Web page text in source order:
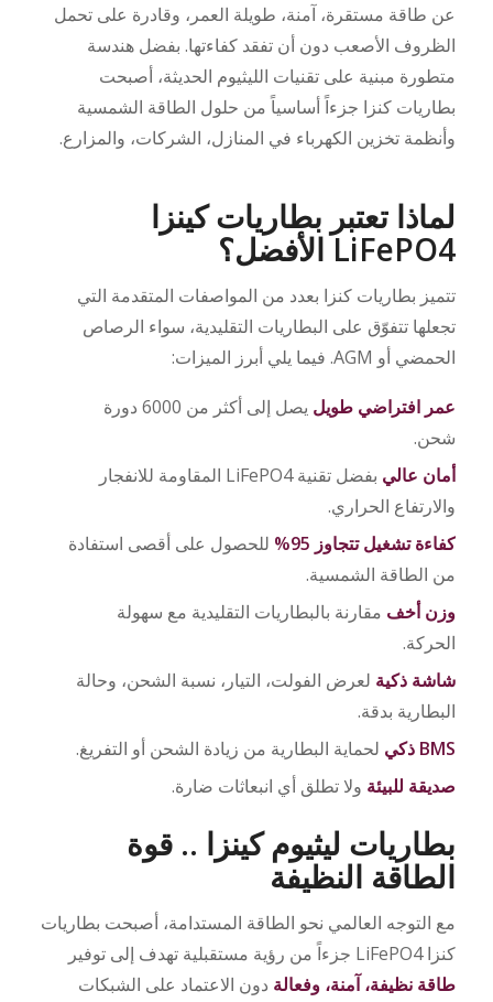
عن طاقة مستقرة، آمنة، طويلة العمر، وقادرة على تحمل
الظروف الأصعب دون أن تفقد كفاءتها. بفضل هندسة
متطورة مبنية على تقنيات الليثيوم الحديثة، أصبحت
بطاريات كنزا جزءاً أساسياً من حلول الطاقة الشمسية
وأنظمة تخزين الكهرباء في المنازل، الشركات، والمزارع.
لماذا تعتبر بطاريات كينزا
LiFePO4 الأفضل؟
تتميز بطاريات كنزا بعدد من المواصفات المتقدمة التي
تجعلها تتفوّق على البطاريات التقليدية، سواء الرصاص
الحمضي أو AGM. فيما يلي أبرز الميزات:
عمر افتراضي طويل
يصل إلى أكثر من 6000 دورة
شحن.
أمان عالي
بفضل تقنية LiFePO4 المقاومة للانفجار
والارتفاع الحراري.
كفاءة تشغيل تتجاوز 95%
للحصول على أقصى استفادة
من الطاقة الشمسية.
وزن أخف مقارنة بالبطاريات التقليدية مع سهولة
الحركة.
شاشة ذكية لعرض الفولت، التيار، نسبة الشحن، وحالة
البطارية بدقة.
BMS ذكي
لحماية البطارية من زيادة الشحن أو التفريغ.
صديقة للبيئة ولا تطلق أي انبعاثات ضارة.
بطاريات ليثيوم كينزا .. قوة
الطاقة النظيفة
مع التوجه العالمي نحو الطاقة المستدامة، أصبحت بطاريات
كنزا LiFePO4 جزءاً من رؤية مستقبلية تهدف إلى توفير
طاقة نظيفة، آمنة، وفعالة دون الاعتماد على الشبكات